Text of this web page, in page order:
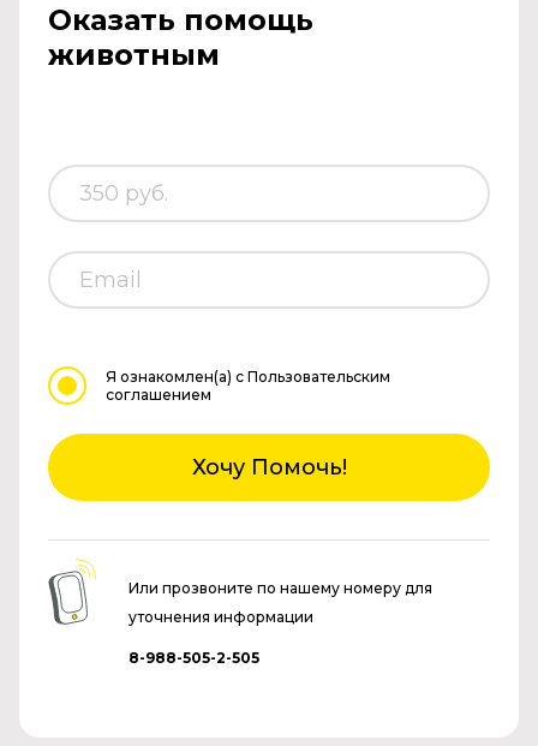
Оказать помощь
животным
Я ознакомлен(а) с Пользовательским
соглашением
Хочу Помочь!
Или прозвоните по нашему номеру для
уточнения информации
8-988-505-2-505